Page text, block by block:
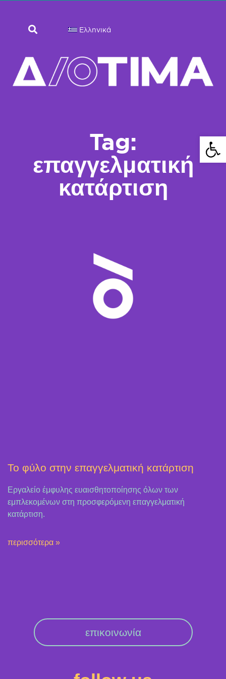
Ελληνικά
Tag:
επαγγελματική
κατάρτιση
Το φύλο στην επαγγελματική κατάρτιση
Εργαλείο έμφυλης ευαισθητοποίησης όλων των
εμπλεκομένων στη προσφερόμενη επαγγελματική
κατάρτιση.
περισσότερα »
επικοινωνία